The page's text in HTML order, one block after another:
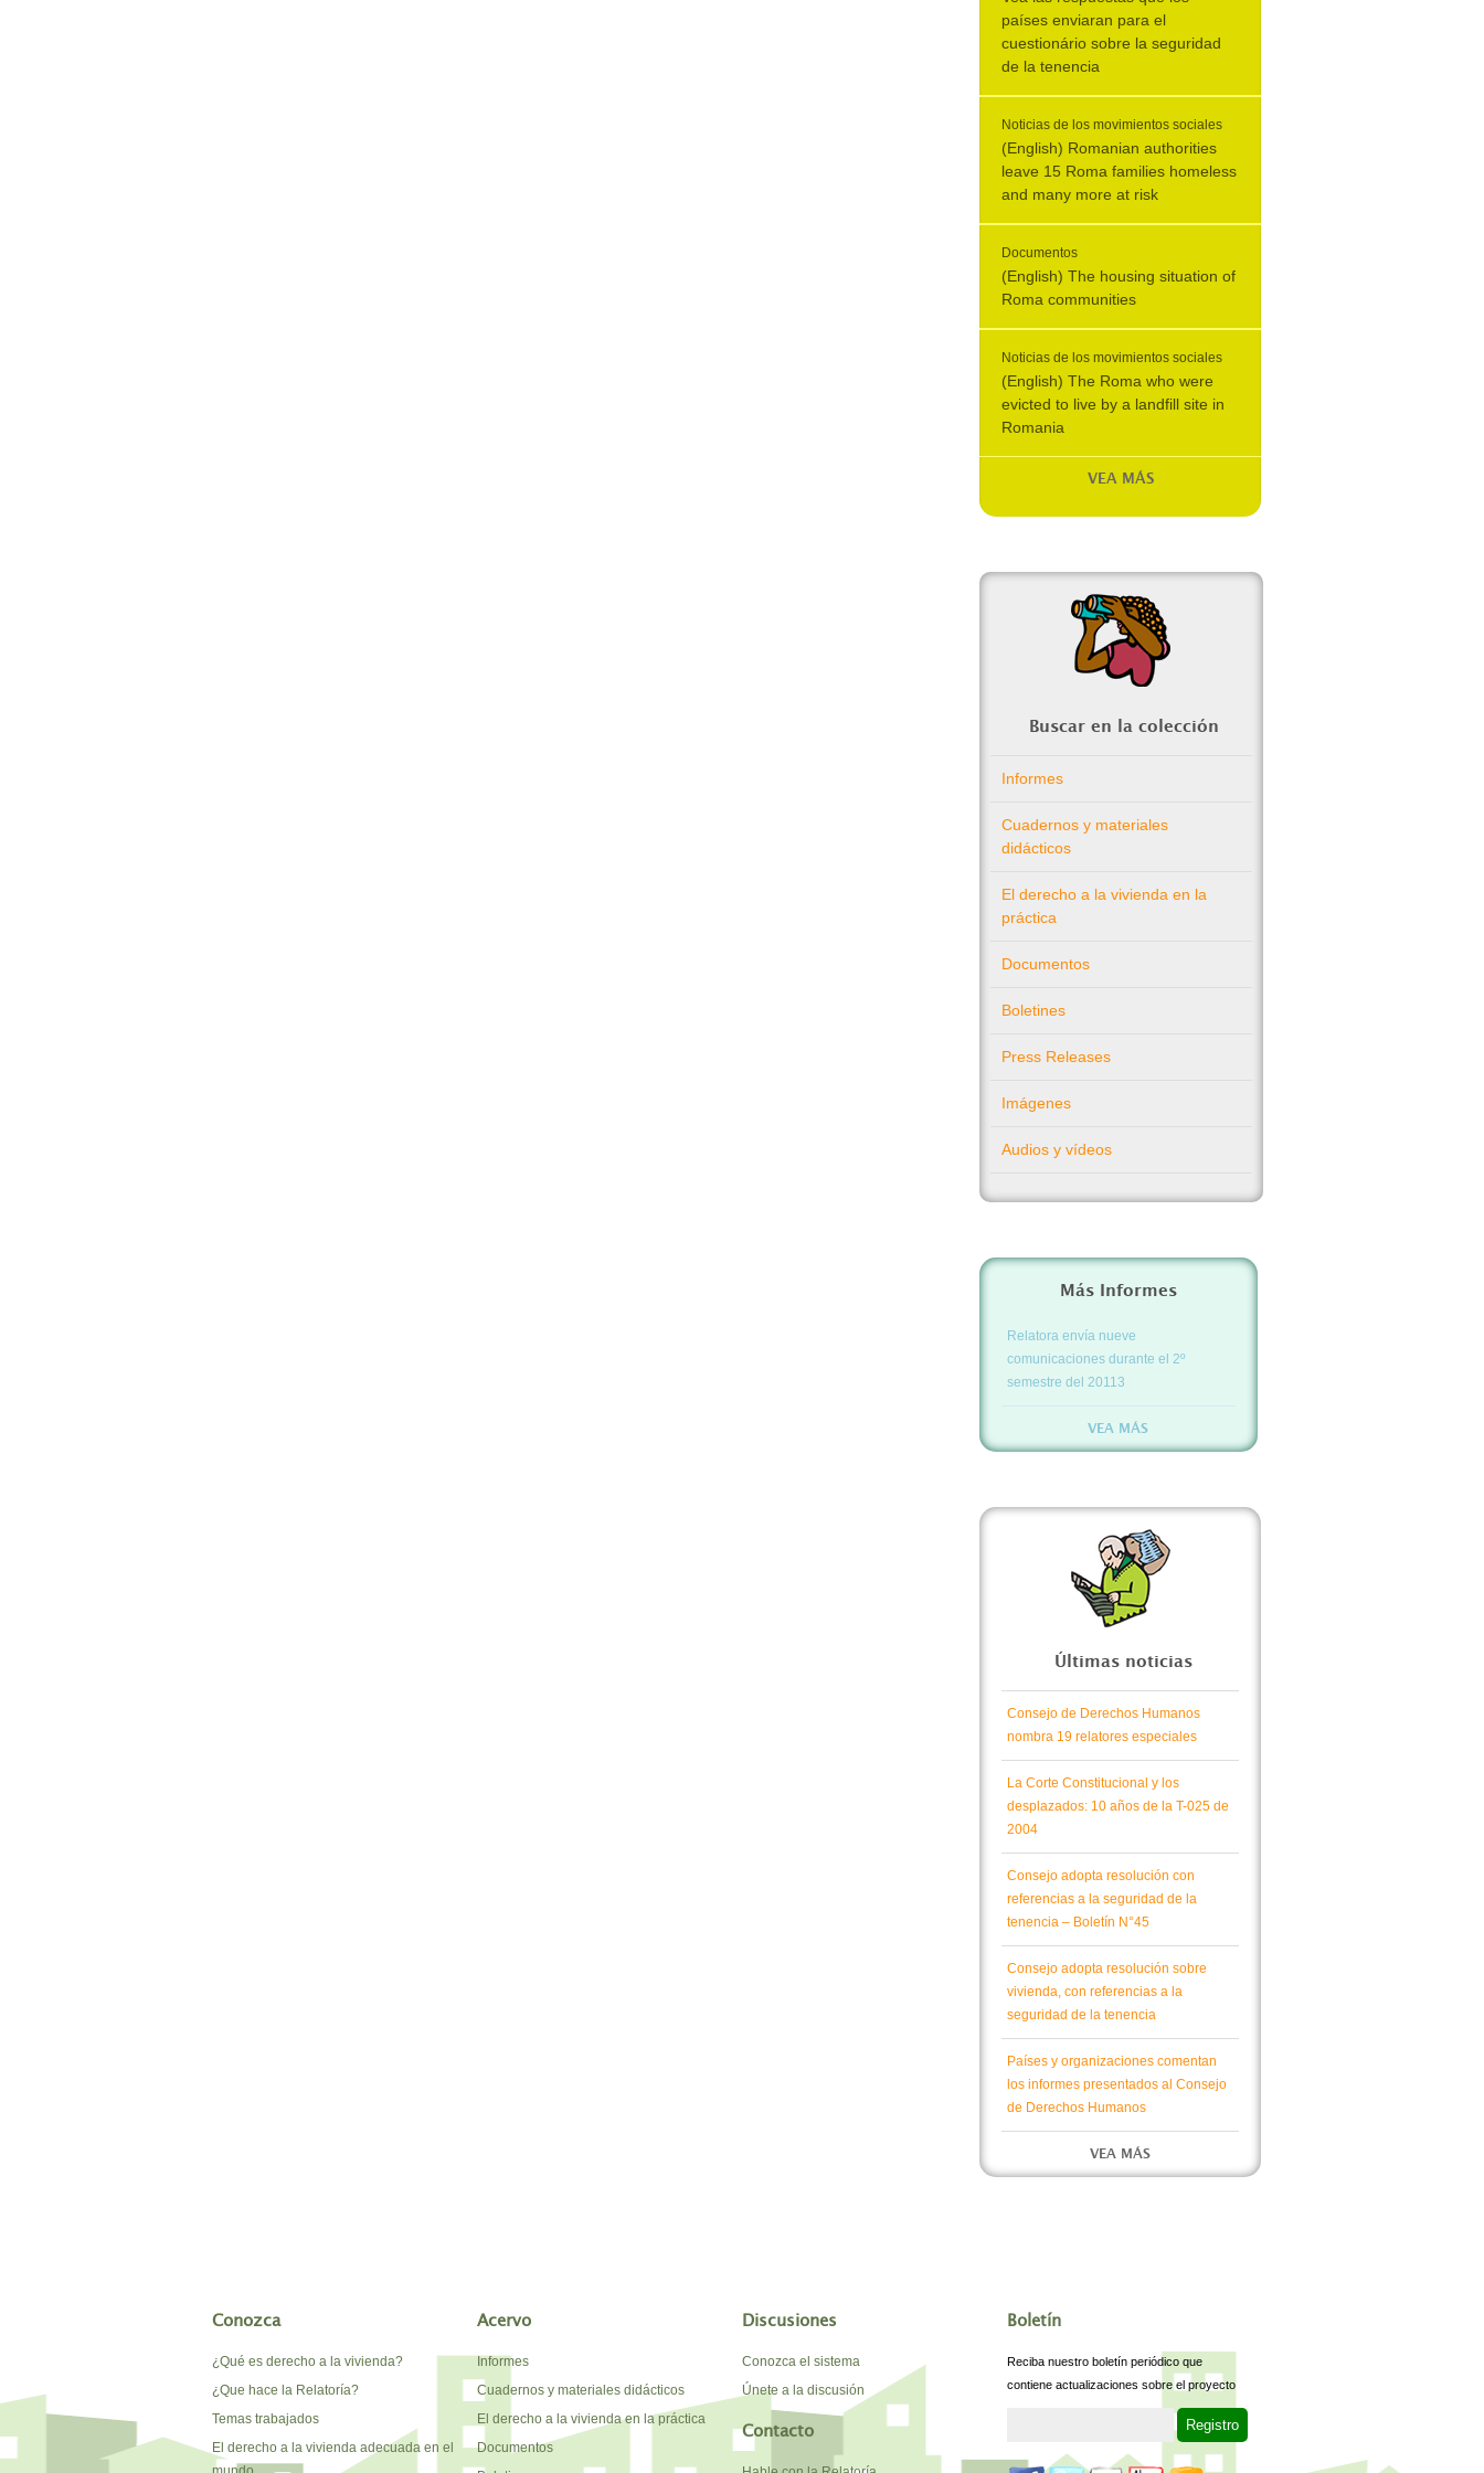
países enviaran para el
cuestionário sobre la seguridad
de la tenencia
Noticias de los movimientos sociales
(English) Romanian authorities
leave 15 Roma families homeless
and many more at risk
Documentos
(English) The housing situation of
Roma communities
Noticias de los movimientos sociales
(English) The Roma who were
evicted to live by a landfill site in
Romania
VEA MÁS
Buscar en la colección
Informes
Cuadernos y materiales
didácticos
El derecho a la vivienda en la
práctica
Documentos
Boletines
Press Releases
Imágenes
Audios y vídeos
Más Informes
Relatora envía nueve
comunicaciones durante el 2º
semestre del 20113
VEA MÁS
Últimas noticias
Consejo de Derechos Humanos
nombra 19 relatores especiales
La Corte Constitucional y los
desplazados: 10 años de la T-025 de
2004
Consejo adopta resolución con
referencias a la seguridad de la
tenencia – Boletín N°45
Consejo adopta resolución sobre
vivienda, con referencias a la
seguridad de la tenencia
Países y organizaciones comentan
los informes presentados al Consejo
de Derechos Humanos
VEA MÁS
Conozca
¿Qué es derecho a la vivienda?
¿Que hace la Relatoría?
Temas trabajados
El derecho a la vivienda adecuada en el
Acervo
Informes
Cuadernos y materiales didácticos
El derecho a la vivienda en la práctica
Documentos
Discusiones
Conozca el sistema
Únete a la discusión
Contacto
Boletín
Reciba nuestro boletín periódico que
contiene actualizaciones sobre el proyecto